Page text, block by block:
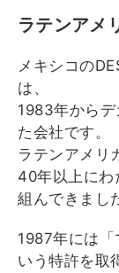
ラテンアメ
メキシコの
は、
1983年から
た会社です。
ラテンアメリ
40年以上にわ
組んできまし
1987年には「
いう特許を取